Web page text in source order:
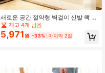
새로운 공간 절약형 벽걸이 신발 랙 -
신발과 슬리퍼를 위한 튼튼한 다층 디
자인, 드릴링 불필요, 접착식 설치, 욕
실 및 현관 수납 정리대, 신발 수납, 드
재고 4개 남음
5,971 원 -33% 마지막 2일